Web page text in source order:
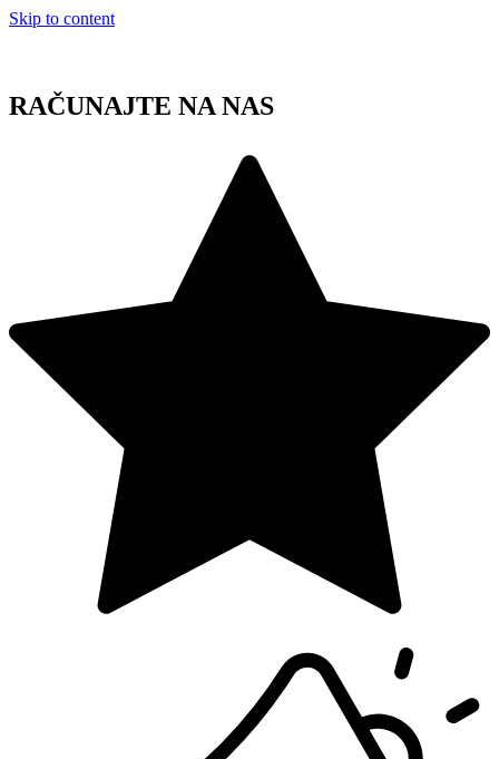
Skip to content
RAČUNAJTE NA NAS